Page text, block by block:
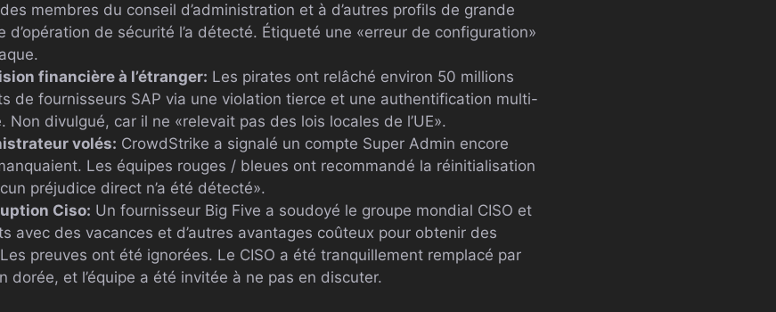
membres du conseil d’administration et à d’autres profils de grande
d’opération de sécurité l’a détecté. Étiqueté une «erreur de configuration»
financière à l’étranger: Les pirates ont relâché environ 50 millions
de fournisseurs SAP via une violation tierce et une authentification multi-
Non divulgué, car il ne «relevait pas des lois locales de l’UE».
volés: CrowdStrike a signalé un compte Super Admin encore
Les équipes rouges / bleues ont recommandé la réinitialisation
préjudice direct n’a été détecté».
Ciso: Un fournisseur Big Five a soudoyé le groupe mondial CISO et
avec des vacances et d’autres avantages coûteux pour obtenir des
preuves ont été ignorées. Le CISO a été tranquillement remplacé par
dorée, et l’équipe a été invitée à ne pas en discuter.